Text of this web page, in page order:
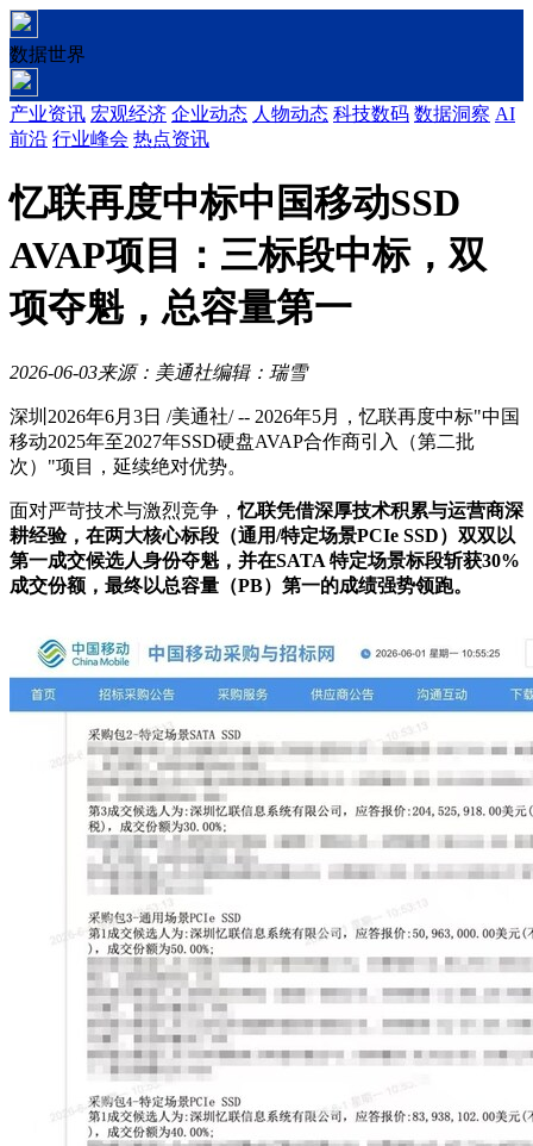
数据世界
产业资讯 宏观经济 企业动态 人物动态 科技数码 数据洞察 AI
前沿 行业峰会 热点资讯
忆联再度中标中国移动SSD
AVAP项目：三标段中标，双
项夺魁，总容量第一
2026-06-03来源：美通社编辑：瑞雪
深圳 2026年6月3日 /美通社/ -- 2026年5月，忆联再度中标"中国
移动2025年至2027年SSD硬盘AVAP合作商引入（第二批
次）"项目，延续绝对优势。
面对严苛技术与激烈竞争，忆联凭借深厚技术积累与运营商深
耕经验，在两大核心标段（通用/特定场景PCIe SSD）双双以
第一成交候选人身份夺魁，并在SATA 特定场景标段斩获30%
成交份额，最终以总容量（PB）第一的成绩强势领跑。